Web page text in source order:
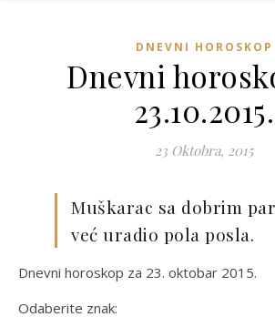
DNEVNI HOROSKOP
Dnevni
23.10.2015.
23 Oktobra, 2015
Muškarac sa dobrim
već uradio pola posla.
Dnevni horoskop za 23. oktobar 2015.
Odaberite znak: